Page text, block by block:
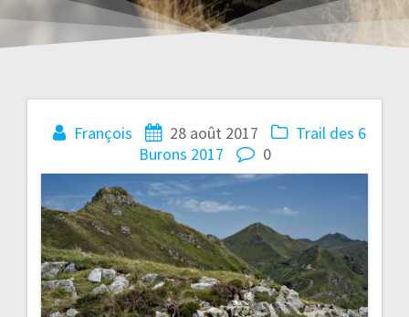
François 28 août 2017
Trail des 6
Burons 2017
0
Navigation
de
l’article